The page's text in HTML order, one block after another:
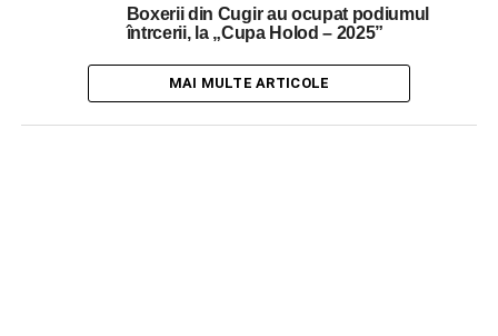
Boxerii din Cugir au ocupat podiumul
întrcerii, la „Cupa Holod – 2025”
MAI MULTE ARTICOLE